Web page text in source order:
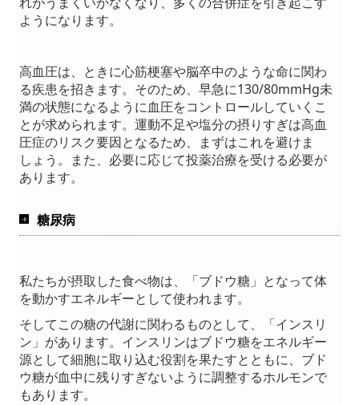
ようになります。
高血圧は、ときに心筋梗塞や脳卒中のような命に関わ
る疾患を招きます。そのため、早急に130/80mmHg未
満の状態になるように血圧をコントロールしていくこ
とが求められます。運動不足や塩分の摂りすぎは高血
圧症のリスク要因となるため、まずはこれを避けま
しょう。また、必要に応じて投薬治療を受ける必要が
あります。
糖尿病
私たちが摂取した食べ物は、「ブドウ糖」となって体
を動かすエネルギーとして使われます。
そしてこの糖の代謝に関わるものとして、「インスリ
ン」があります。インスリンはブドウ糖をエネルギー
源として細胞に取り込む役割を果たすとともに、ブド
ウ糖が血中に残りすぎないように調整するホルモンで
もあります。